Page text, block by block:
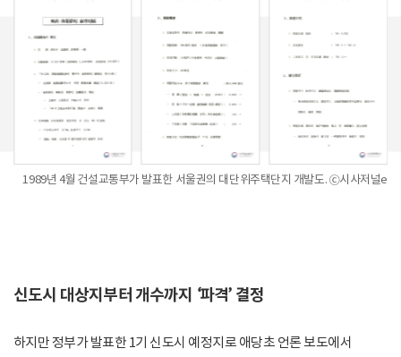
1989년 4월 건설교통부가 발표한 서울권의 대단위주택단지 개발도. ⓒ시사저널e
신도시 대상지부터 개수까지 ‘파격’ 결정
하지만 정부가 발표한 1기 신도시 예정지로 애당초 언론 보도에서